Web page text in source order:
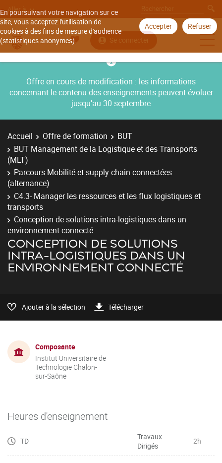
En poursuivant votre navigation sur ce
site, vous acceptez l'utilisation de
cookies à des fins de mesure d'audience
(statistiques anonymes).
Accepter Refuser
Aller à
Se connecter
Offre en cours de modification : les informations
concernant le contenu des enseignements peuvent évoluer
jusqu’au 30 septembre
Accueil Offre de formation
BUT
BUT Management de la Logistique et des Transports
(MLT)
Parcours Mobilité et supply chain connectées
(alternance)
C4.3- Manager les ressources et les flux logistiques et
transports
Conception de solutions intra-logistiques dans un
environnement connecté
CONCEPTION DE SOLUTIONS
INTRA-LOGISTIQUES DANS UN
ENVIRONNEMENT CONNECTÉ
Ajouter à la sélection Télécharger
Composante
Institut Universitaire de
Technologie Chalon-
sur-Saône
Heures d'enseignement
TD
Travaux
Dirigés
2h